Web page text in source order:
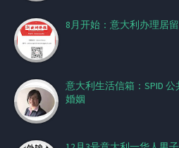
8月开始：意大利办理居
意大利生活信箱：SPID
婚姻